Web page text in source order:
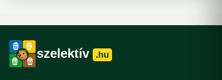
szelektív .hu